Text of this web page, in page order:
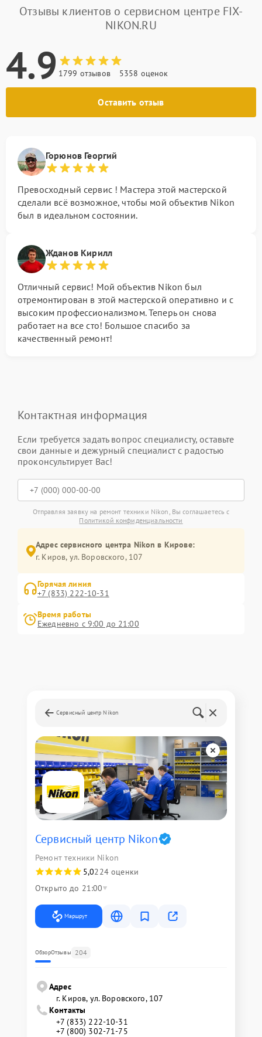
Отзывы клиентов о сервисном центре FIX-
NIKON.RU
4.9 1799 отзывов 5358 оценок
Оставить отзыв
Горюнов Георгий
Превосходный сервис ! Мастера этой мастерской
сделали всё возможное, чтобы мой объектив Nikon
был в идеальном состоянии.
Жданов Кирилл
Отличный сервис! Мой объектив Nikon был
отремонтирован в этой мастерской оперативно и с
высоким профессионализмом. Теперь он снова
работает на все сто! Большое спасибо за
качественный ремонт!
Контактная информация
Если требуется задать вопрос специалисту, оставьте
свои данные и дежурный специалист с радостью
проконсультирует Вас!
Отправляя заявку на ремонт техники Nikon, Вы соглашаетесь с
Политикой конфиденциальности
Адрес сервисного центра Nikon в Кирове:
г. Киров, ул. Воровского, 107
Горячая линия
+7 (833) 222-10-31
Время работы
Ежедневно с 9:00 до 21:00
Сервисный центр Nikon
Сервисный центр Nikon
Ремонт техники Nikon
5,0224 оценки
Открыто до 21:00
Маршрут
ОбзорОтзывы 204
Адрес
г. Киров, ул. Воровского, 107
Контакты
+7 (833) 222-10-31
+7 (800) 302-71-75